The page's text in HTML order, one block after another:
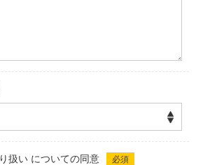
扱い についての同意 必須